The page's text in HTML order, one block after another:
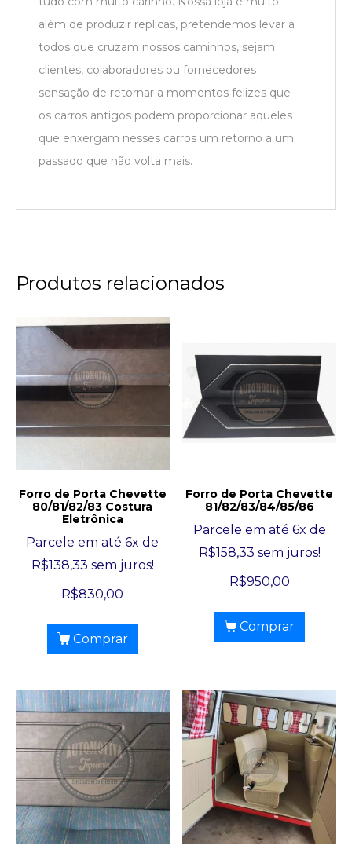
além de produzir replicas, pretendemos levar a
todos que cruzam nossos caminhos, sejam
clientes, colaboradores ou fornecedores
sensação de retornar a momentos felizes que
os carros antigos podem proporcionar aqueles
que enxergam nesses carros um retorno a um
passado que não volta mais.
Produtos relacionados
Forro de Porta Chevette
80/81/82/83 Costura
Eletrônica
Parcele em até 6x de
R$138,33 sem juros!
R$830,00
Comprar
Forro de Porta Chevette
81/82/83/84/85/86
Parcele em até 6x de
R$158,33 sem juros!
R$950,00
Comprar